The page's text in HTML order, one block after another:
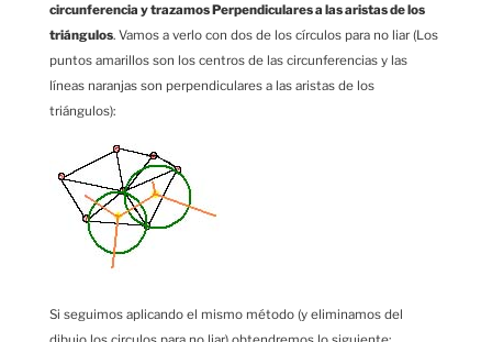
circunferencia y trazamos Perpendiculares a las aristas de los
triángulos. Vamos a verlo con dos de los círculos para no liar (Los
puntos amarillos son los centros de las circunferencias y las
líneas naranjas son perpendiculares a las aristas de los
triángulos):
Si seguimos aplicando el mismo método (y eliminamos del